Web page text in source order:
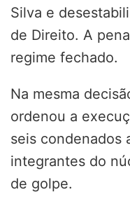
Silva e
de Direito. A
regime fechado.
Na mesma
ordenou a
seis condenados
integrantes do
de golpe.